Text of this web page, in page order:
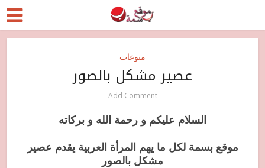
منوعات
عصير مشكل بالصور
Add Comment
السلام عليكم و رحمة الله و بركاته
موقع بسمة لكل ما يهم المرأة العربية يقدم عصير
مشكل بالصور